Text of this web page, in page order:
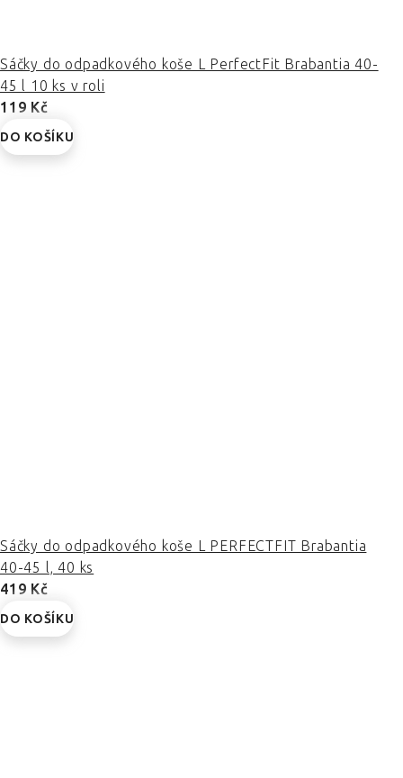
Sáčky do odpadkového koše L PerfectFit Brabantia 40-
45 l 10 ks v roli
119 Kč
DO KOŠÍKU
Sáčky do odpadkového koše L PERFECTFIT Brabantia
40-45 l, 40 ks
419 Kč
DO KOŠÍKU